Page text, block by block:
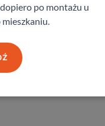
dopiero po montażu u